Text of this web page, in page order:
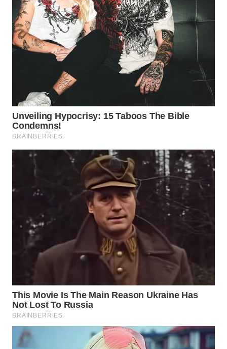
WN
NATUNA
WN
WN
MANDALIKA
WN
LIKUPANG
LABUANBAJO
BORNEO
NEWS
WAHANA
TANI